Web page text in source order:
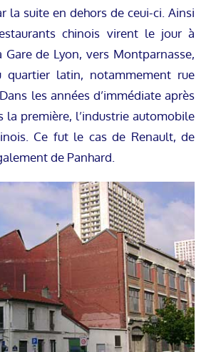
la suite en dehors de ceui-ci. Ainsi
chinois virent le jour à
de Lyon, vers Montparnasse,
quartier latin, notammement rue
les années d’immédiate après
la première, l’industrie automobile
Ce fut le cas de Renault, de
de Panhard.